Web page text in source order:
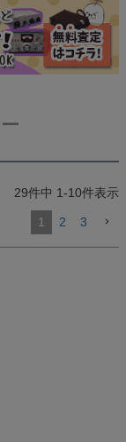
29件中 1-10件表示
1 2 3